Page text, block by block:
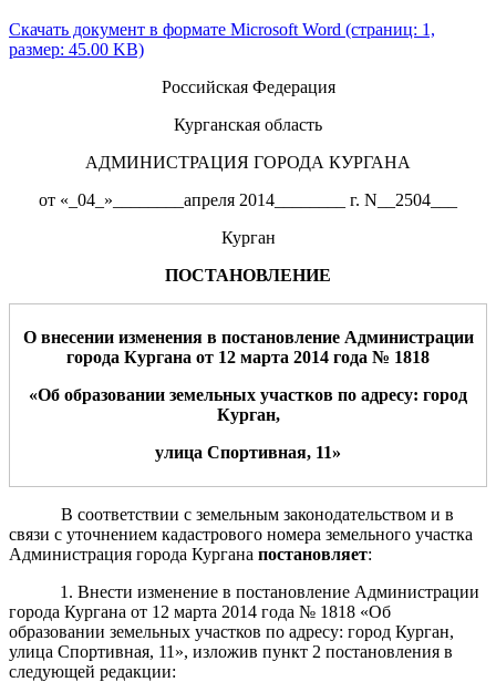
Скачать документ в формате Microsoft Word (страниц: 1,
размер: 45.00 KB)
Российская Федерация
Курганская область
АДМИНИСТРАЦИЯ ГОРОДА КУРГАНА
от «_04_»________апреля 2014________ г. N__2504___
Курган
ПОСТАНОВЛЕНИЕ
О внесении изменения в постановление Администрации
города Кургана от 12 марта 2014 года № 1818
«Об образовании земельных участков по адресу: город
Курган,
улица Спортивная, 11»
В соответствии с земельным законодательством и в
связи с уточнением кадастрового номера земельного участка
Администрация города Кургана постановляет:
1. Внести изменение в постановление Администрации
города Кургана от 12 марта 2014 года № 1818 «Об
образовании земельных участков по адресу: город Курган,
улица Спортивная, 11», изложив пункт 2 постановления в
следующей редакции: